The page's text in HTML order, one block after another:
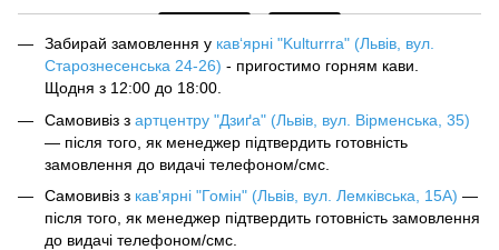
Забирай замовлення у кав‘ярні "Kulturrra" (Львів, вул.
Старознесенська 24-26) - пригостимо горням кави.
Щодня з 12:00 до 18:00.
Самовивіз з артцентру "Дзиґа" (Львів, вул. Вірменська, 35)
— після того, як менеджер підтвердить готовність
замовлення до видачі телефоном/смс.
Самовивіз з кав'ярні "Гомін" (Львів, вул. Лемківська, 15А) —
після того, як менеджер підтвердить готовність замовлення
до видачі телефоном/смс.